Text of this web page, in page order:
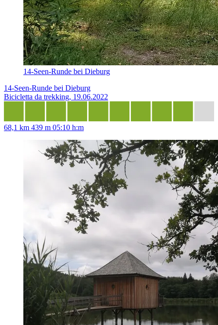
14-Seen-Runde bei Dieburg
14-Seen-Runde bei Dieburg
Bicicletta da trekking, 19.06.2022
68,1 km 439 m 05:10 h:m